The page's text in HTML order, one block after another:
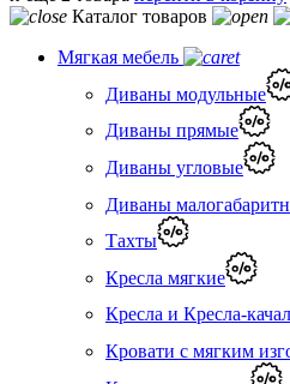
Каталог товаров
Мягкая мебель
Диваны модульные
Диваны прямые
Диваны угловые
Диваны
Тахты
Кресла мягкие
Кресла и Кресла-
Кровати с мягким